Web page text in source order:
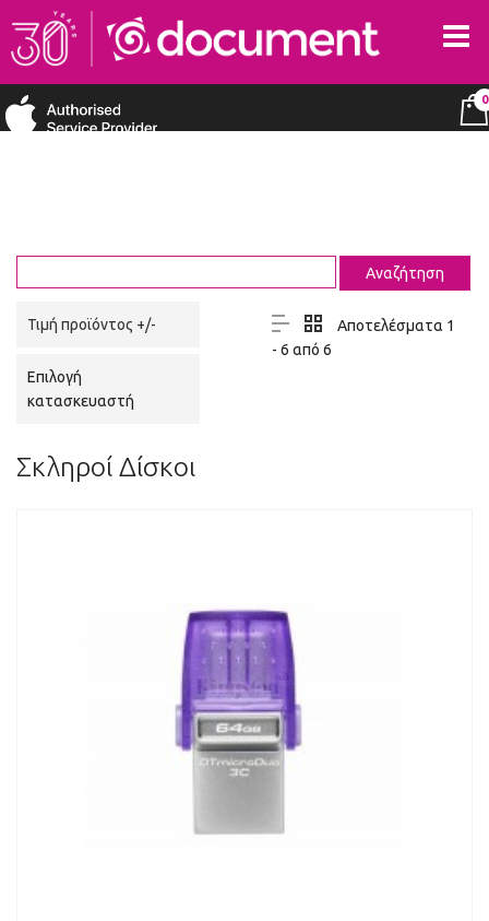
0
Τιμή προϊόντος +/-
Επιλογή
κατασκευαστή
Αποτελέσματα 1
- 6 από 6
Σκληροί Δίσκοι